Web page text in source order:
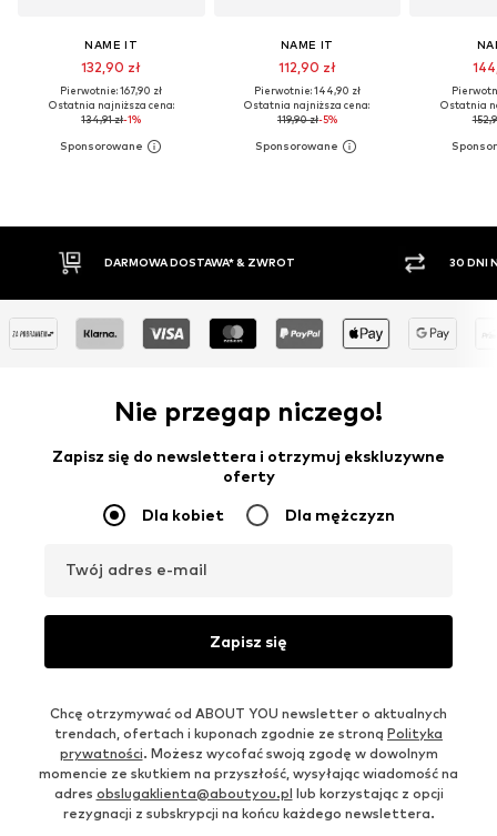
NAME IT
132,90 zł
Pierwotnie: 167,90 zł
Ostatnia najniższa cena:
134,91 zł-1%
NAME IT
112,90 zł
Pierwotnie: 144,90 zł
Ostatnia najniższa cena:
119,90 zł-5%
Ostatnia
DOSTAWA* & ZWROT 30 DNI NA ZWROT TOWARU
Nie przegap niczego!
Zapisz się do newslettera i otrzymuj ekskluzywne
oferty
Dla kobiet Dla mężczyzn
Twój adres e-mail
Zapisz się
Chcę otrzymywać od ABOUT YOU newsletter o aktualnych
trendach, ofertach i kuponach zgodnie ze stroną Polityka
prywatności. Możesz wycofać swoją zgodę w dowolnym
momencie ze skutkiem na przyszłość, wysyłając wiadomość na
adres obslugaklienta@aboutyou.pl lub korzystając z opcji
rezygnacji z subskrypcji na końcu każdego newslettera.